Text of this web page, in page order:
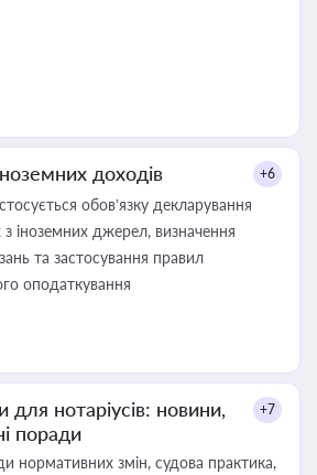
доходів +6
обов’язку декларування
іноземних джерел, визначення
та застосування правил
оподаткування
для нотаріусів: новини,
поради
+7
нормативних змін, судова практика,